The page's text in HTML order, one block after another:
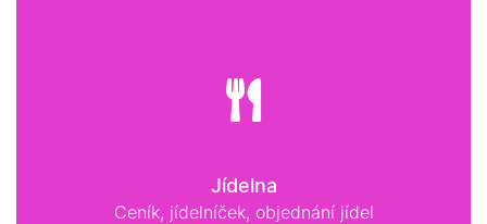
Jídelna
Ceník, jídelníček, objednání jídel